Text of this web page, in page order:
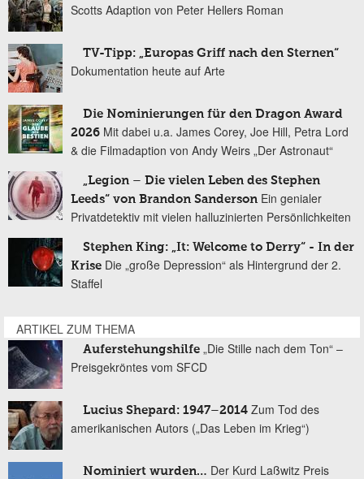
Scotts Adaption von Peter Hellers Roman
TV-Tipp: „Europas Griff nach den Sternen“
Dokumentation heute auf Arte
Die Nominierungen für den Dragon Award
2026 Mit dabei u.a. James Corey, Joe Hill, Petra Lord
& die Filmadaption von Andy Weirs „Der Astronaut“
„Legion – Die vielen Leben des Stephen
Leeds“ von Brandon Sanderson Ein genialer
Privatdetektiv mit vielen halluzinierten Persönlichkeiten
Stephen King: „It: Welcome to Derry“ - In der
Krise Die „große Depression“ als Hintergrund der 2.
Staffel
ARTIKEL ZUM THEMA
Auferstehungshilfe „Die Stille nach dem Ton“ –
Preisgekröntes vom SFCD
Lucius Shepard: 1947–2014 Zum Tod des
amerikanischen Autors („Das Leben im Krieg“)
Nominiert wurden… Der Kurd Laßwitz Preis